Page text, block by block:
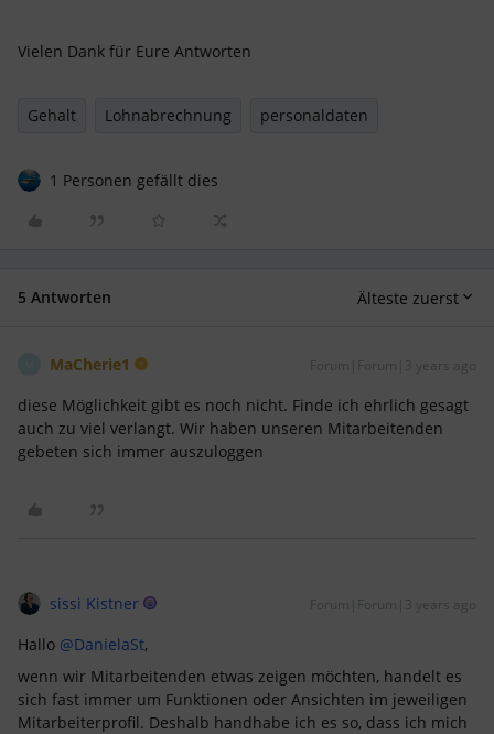
Vielen Dank für Eure Antworten
Gehalt Lohnabrechnung personaldaten
1 Personen gefällt dies
5 Antworten Älteste zuerst
MaCherie1 Forum|Forum|3 years ago
diese Möglichkeit gibt es noch nicht. Finde ich ehrlich gesagt
auch zu viel verlangt. Wir haben unseren Mitarbeitenden
gebeten sich immer auszuloggen
sissi Kistner Forum|Forum|3 years ago
Hallo @DanielaSt,
wenn wir Mitarbeitenden etwas zeigen möchten, handelt es
sich fast immer um Funktionen oder Ansichten im jeweiligen
Mitarbeiterprofil. Deshalb handhabe ich es so, dass ich mich